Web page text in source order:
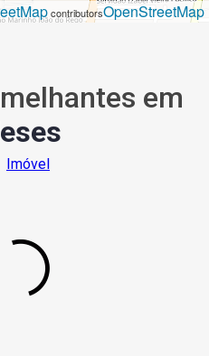
contributorsOpenStreetMap
em